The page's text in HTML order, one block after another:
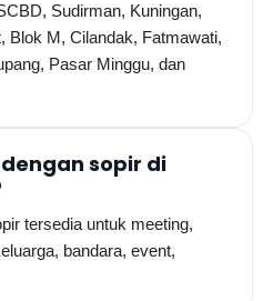
Sudirman, Kuningan,
Blok M, Cilandak, Fatmawati,
Pasar Minggu, dan
sopir di
tersedia untuk meeting,
bandara, event,